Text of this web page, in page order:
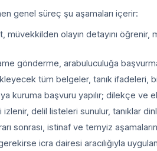
genel süreç şu aşamaları içerir:
müvekkilden olayın detayını
gönderme, arabuluculuğa
tüm belgeler, tanık ifadeleri,
kuruma başvuru yapılır; dilekçe ve
delil listeleri sunulur, tanıklar
sonrası, istinaf ve temyiz
icra dairesi aracılığıyla